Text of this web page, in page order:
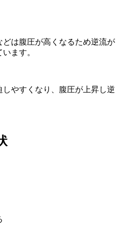
は腹圧が高くなるため逆流が
ます。
やすくなり、腹圧が上昇し逆